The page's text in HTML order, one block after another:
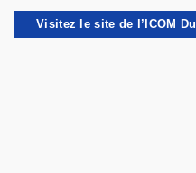
Visitez le site de l’ICOM